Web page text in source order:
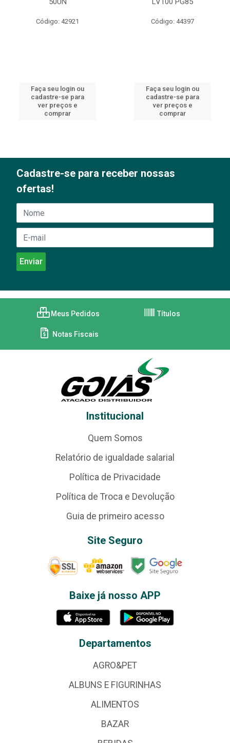
Código: 42921
Faça seu login ou
cadastre-se para
ver preços e
comprar
Código: 44397
Faça seu login ou
cadastre-se para
ver preços e
comprar
Cadastre-se para receber nossas
ofertas!
Meus Pedidos Títulos
Notas Fiscais
Institucional
Quem Somos
Relatório de igualdade salarial
Política de Privacidade
Política de Troca e Devolução
Guia de primeiro acesso
Site Seguro
Baixe já nosso APP
Departamentos
AGRO&PET
ALBUNS E FIGURINHAS
ALIMENTOS
BAZAR